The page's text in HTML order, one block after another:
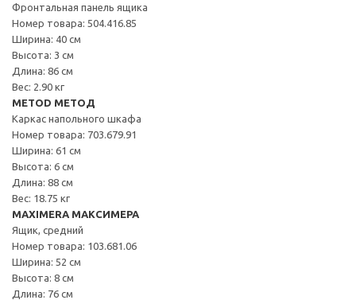
Фронтальная панель ящика
Номер товара: 504.416.85
Ширина: 40 см
Высота: 3 см
Длина: 86 см
Вес: 2.90 кг
METOD МЕТОД
Каркас напольного шкафа
Номер товара: 703.679.91
Ширина: 61 см
Высота: 6 см
Длина: 88 см
Вес: 18.75 кг
MAXIMERA МАКСИМЕРА
Ящик, средний
Номер товара: 103.681.06
Ширина: 52 см
Высота: 8 см
Длина: 76 см